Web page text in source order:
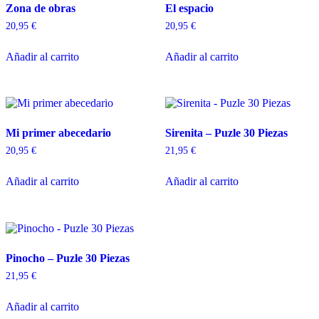
Zona de obras
20,95 €
Añadir al carrito
El espacio
20,95 €
Añadir al carrito
Mi primer abecedario
20,95 €
Añadir al carrito
Sirenita – Puzle 30 Piezas
21,95 €
Añadir al carrito
Pinocho – Puzle 30 Piezas
21,95 €
Añadir al carrito